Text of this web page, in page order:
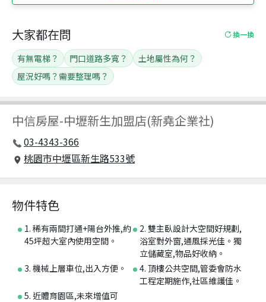
中信房屋-中壢新生加盟店(新堯企業社)
03-4343-366
桃園市中壢區新生路533號
大家都在問 換一換
有無電梯？ 門口道路多寬？
土地屬性為何？
屋況好嗎？需要整理嗎？
物件特色
1. 稀有兩間打通+陽台外推,約
45坪超大室內使用空間。
2. 雙主臥設計大空間好規劃,
浴室對外窗,通風採光佳。獨
立儲藏室,物品好收納。
3. 機械上層車位,出入方便。
4. 頂樓公共空間,管委會防水
工程定期施作,社區維護佳。
5. 近體育園區,未來增值可